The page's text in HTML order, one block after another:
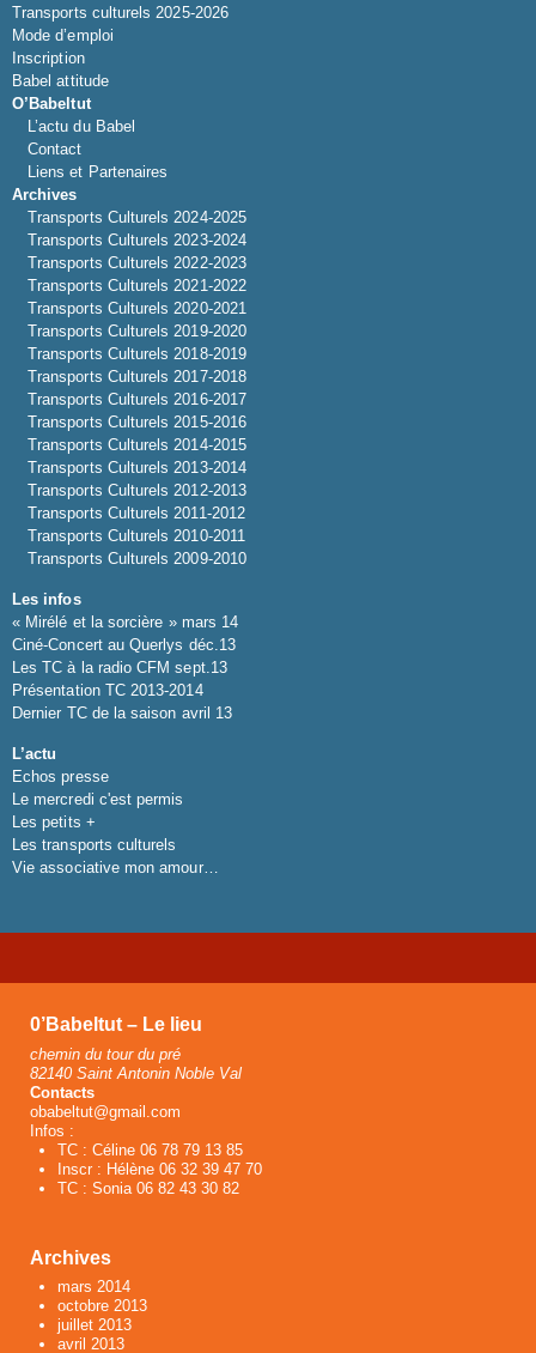
Transports culturels 2025-2026
Mode d’emploi
Inscription
Babel attitude
O’Babeltut
L’actu du Babel
Contact
Liens et Partenaires
Archives
Transports Culturels 2024-2025
Transports Culturels 2023-2024
Transports Culturels 2022-2023
Transports Culturels 2021-2022
Transports Culturels 2020-2021
Transports Culturels 2019-2020
Transports Culturels 2018-2019
Transports Culturels 2017-2018
Transports Culturels 2016-2017
Transports Culturels 2015-2016
Transports Culturels 2014-2015
Transports Culturels 2013-2014
Transports Culturels 2012-2013
Transports Culturels 2011-2012
Transports Culturels 2010-2011
Transports Culturels 2009-2010
Les infos
« Mirélé et la sorcière » mars 14
Ciné-Concert au Querlys déc.13
Les TC à la radio CFM sept.13
Présentation TC 2013-2014
Dernier TC de la saison avril 13
L’actu
Echos presse
Le mercredi c'est permis
Les petits +
Les transports culturels
Vie associative mon amour…
0’Babeltut – Le lieu
chemin du tour du pré
82140 Saint Antonin Noble Val
Contacts
obabeltut@gmail.com
Infos :
TC : Céline 06 78 79 13 85
Inscr : Hélène 06 32 39 47 70
TC : Sonia 06 82 43 30 82
Archives
mars 2014
octobre 2013
juillet 2013
avril 2013